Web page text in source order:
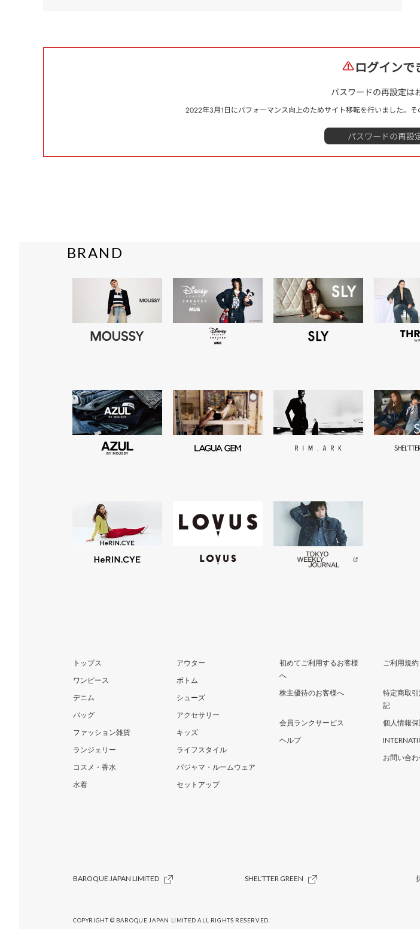
ログインで
パスワードの再設定は
2022年3月1日にパフォーマンス向上のためサイト移転を行いました。
BRAND
トップス
アウター
ワンピース
ボトム
デニム
シューズ
バッグ
アクセサリー
ファッション雑貨
キッズ
ランジェリー
ライフスタイル
コスメ・香水
パジャマ・ルームウェア
水着
セットアップ
初めてご利用するお客様
へ
ご利用規約
株主優待のお客様へ
特定商取
記
会員ランクサービス
個人情報
ヘルプ
お問い合
BAROQUE JAPAN LIMITED SHEL’TTER GREEN
COPYRIGHT © BAROQUE JAPAN LIMITED ALL RIGHTS RESERVED.